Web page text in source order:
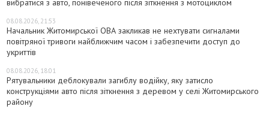
вибратися з авто, понівеченого після зіткнення з мотоциклом
08.08.2026, 21:53
Начальник Житомирської ОВА закликав не нехтувати сигналами
повітряної тривоги найближчим часом і забезпечити доступ до
укриттів
08.08.2026, 18:01
Рятувальники деблокували загиблу водійку, яку затисло
конструкціями авто після зіткнення з деревом у селі Житомирського
району